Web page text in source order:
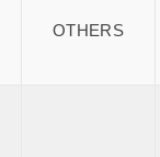
OTHERS